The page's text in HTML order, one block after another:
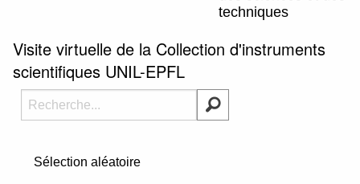
Visite virtuelle de la Collection d'instruments
scientifiques UNIL-EPFL
Sélection aléatoire